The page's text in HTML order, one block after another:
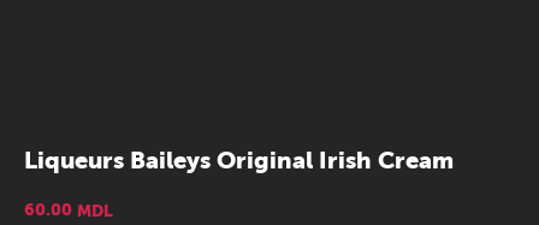
Liqueurs Baileys Original Irish Cream
60.00 MDL